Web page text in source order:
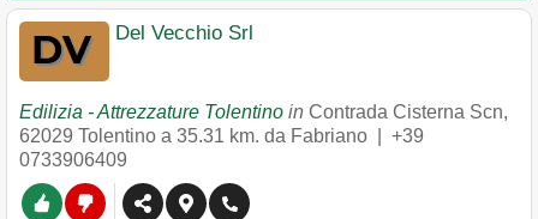
Del Vecchio Srl
Edilizia - Attrezzature Tolentino in Contrada Cisterna Scn,
62029 Tolentino a 35.31 km. da Fabriano | +39
0733906409